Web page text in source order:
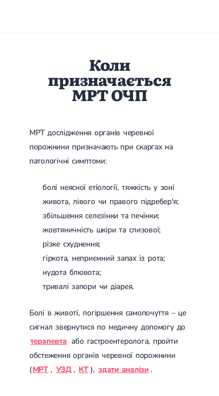
Бронхіт у дорослих
ГРВІ у дорослих
Грип
Аденовірусна інфекція
Асептичний некроз головки стегнової кістки
Нестабільність суглоба
Лікування переломів щиколоток
Лікування переломів плеча
Лікування переломів передпліччя
Іммобілізація
Лікування переломів шийки стегна і стегнової кістки
Полиостеоартроз
Протез синовіальної рідини
Розрив зв'язок
Розрив зв'язок плечового суглобу
Розрив зв'язок колінного суглоба
Коли
призначається
МРТ ОЧП
МРТ дослідження органів черевної
порожнини призначають при скаргах на
патологічні симптоми:
болі неясної етіології, тяжкість у зоні
живота, лівого чи правого підребер'я;
збільшення селезінки та печінки;
жовтяничність шкіри та слизової;
різке схуднення;
гіркота, неприємний запах із рота;
нудота блювота;
тривалі запори чи діарея.
Болі в животі, погіршення самопочуття – це
сигнал звернутися по медичну допомогу до
терапевта або гастроентеролога, пройти
обстеження органів черевної порожнини
(МРТ , УЗД , КТ), здати аналізи .